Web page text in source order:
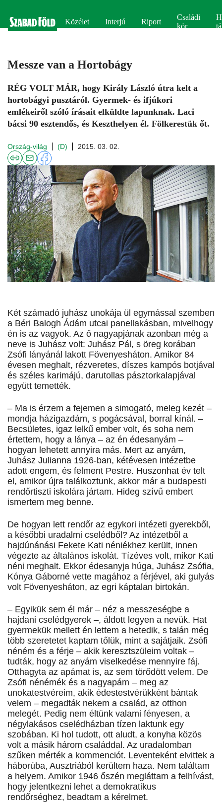
Közélet Interjú Riport
Családi
kör
Messze van a Hortobágy
RÉG VOLT MÁR, hogy Király László útra kelt a
hortobágyi pusztáról. Gyermek- és ifjúkori
emlékeiről szóló írásait elküldte lapunknak. Laci
bácsi 90 esztendős, és Keszthelyen él. Fölkerestük őt.
Ország-világ (D) 2015. 03. 02.
Két számadó juhász unokája ül egymással szemben
a Béri Balogh Ádám utcai panellakásban, mivelhogy
én is az vagyok. Az ő nagyapjának azonban még a
neve is Juhász volt: Juhász Pál, s öreg korában
Zsófi lányánál lakott Fövenyesháton. Amikor 84
évesen meghalt, rézveretes, díszes kampós botjával
és széles karimájú, darutollas pásztorkalapjával
együtt temették.
– Ma is érzem a fejemen a simogató, meleg kezét –
mondja házigazdám, s pogácsával, borral kínál. –
Becsületes, igaz lelkű ember volt, és soha nem
értettem, hogy a lánya – az én édesanyám –
hogyan lehetett annyira más. Mert az anyám,
Juhász Julianna 1926-ban, kétévesen intézetbe
adott engem, és felment Pestre. Huszonhat év telt
el, amikor újra találkoztunk, akkor már a budapesti
rendőrtiszti iskolára jártam. Hideg szívű embert
ismertem meg benne.
De hogyan lett rendőr az egykori intézeti gyerekből,
a későbbi uradalmi cselédből? Az intézetből a
hajdúnánási Fekete Kati néniékhez került, innen
végezte az általános iskolát. Tízéves volt, mikor Kati
néni meghalt. Ekkor édesanyja húga, Juhász Zsófia,
Kónya Gáborné vette magához a férjével, aki gulyás
volt Fövenyesháton, az egri káptalan birtokán.
– Egyikük sem él már – néz a messzeségbe a
hajdani cselédgyerek –, áldott legyen a nevük. Hat
gyermekük mellett én lettem a hetedik, s talán még
több szeretetet kaptam tőlük, mint a sajátjaik. Zsófi
néném és a férje – akik keresztszüleim voltak –
tudták, hogy az anyám viselkedése mennyire fáj.
Otthagyta az apámat is, az sem törődött velem. De
Zsófi nénémék és a nagyapám – meg az
unokatestvéreim, akik édestestvérükként bántak
velem – megadták nekem a család, az otthon
melegét. Pedig nem éltünk valami fényesen, a
négylakásos cselédházban tízen laktunk egy
szobában. Ki hol tudott, ott aludt, a konyha közös
volt a másik három családdal. Az uradalomban
szűken mérték a kommenciót. Leventeként elvittek a
háborúba, Ausztriából kerültem haza. Nem találtam
a helyem. Amikor 1946 őszén megláttam a felhívást,
hogy jelentkezni lehet a demokratikus
rendőrséghez, beadtam a kérelmet.